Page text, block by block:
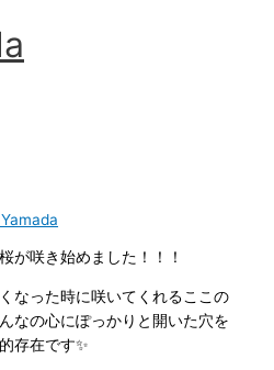
が咲き始めました！！！
なった時に咲いてくれるここの
なの心にぽっかりと開いた穴を
存在です✨